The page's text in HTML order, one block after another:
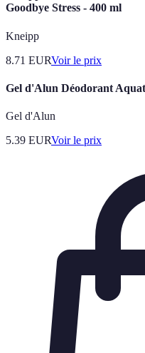
Goodbye Stress - 400 ml
Kneipp
8.71 EURVoir le prix
Gel d'Alun Déodorant
Gel d'Alun
5.39 EURVoir le prix